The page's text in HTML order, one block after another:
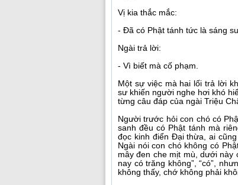
Vị kia thắc mắc:
- Đã có Phật tánh tức là sáng
Ngài trả lời:
- Vì biết mà cố phạm.
Một sự việc mà hai lối trả lời
sư khiến người nghe hơi khó
từng câu đáp của ngài Triệu
Người trước hỏi con chó có
sanh đều có Phật tánh mà
đọc kinh điển Đại thừa, ai
Ngài nói con chó không có
mây đen che mịt mù, dưới này
nay có trăng không”, “có”,
không thấy, chớ không phải